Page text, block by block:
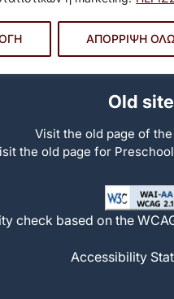
ΑΠΟΡΡΙΨΗ
Old site
Visit the old page of
the old page for
check based on the
Accessibility